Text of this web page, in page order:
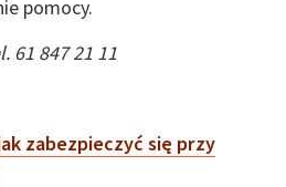
pomocy.
61 847 21 11
zabezpieczyć się przy